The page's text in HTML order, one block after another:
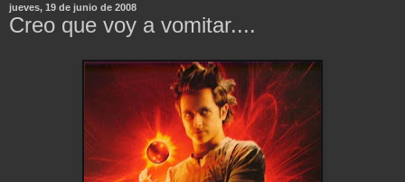
jueves, 19 de junio de 2008
Creo que voy a vomitar....